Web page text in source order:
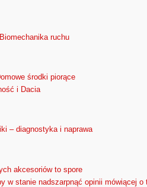
ruchu
środki piorące
i Dacia
– diagnostyka i naprawa
akcesoriów to spore
w stanie nadszarpnąć opinii mówiącej